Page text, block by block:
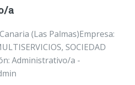
a
(Las Palmas)Empresa:
SOCIEDAD
Administrativo/a -